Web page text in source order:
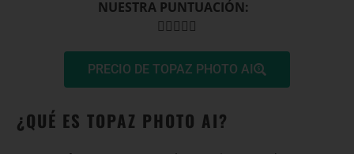
NUESTRA PUNTUACIÓN:

PRECIO DE TOPAZ PHOTO AI
¿QUÉ ES TOPAZ PHOTO AI?